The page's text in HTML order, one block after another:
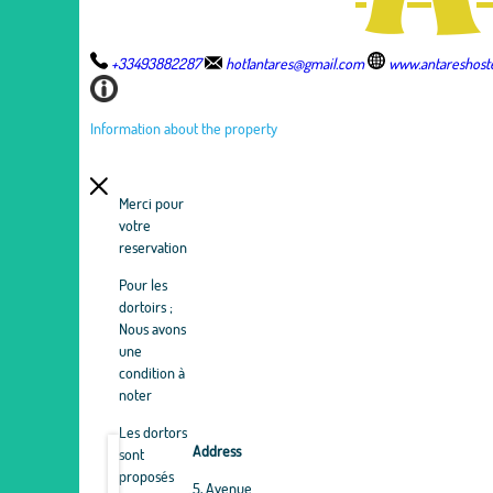
+33493882287 hot1antares@gmail.com
Information about the property
Merci pour
votre
reservation
Pour les
dortoirs ;
Nous avons
une
condition à
noter
Les dortors
sont
proposés
Address
5, Avenue